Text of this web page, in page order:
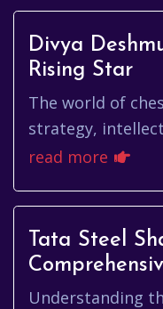
Divya
Rising Star
The world of
strategy,
Among its
read more
Tata Steel
Understanding